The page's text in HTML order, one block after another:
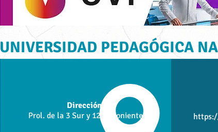
UNIVERSIDAD PEDAGÓGICA
Dirección:
Prol. de la 3 Sur y 121A Poniente